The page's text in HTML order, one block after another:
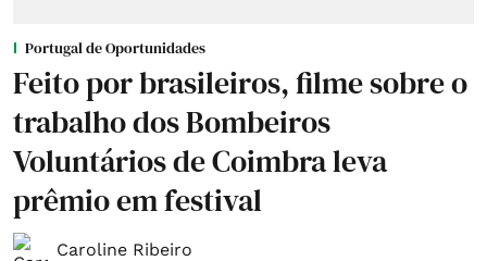
Portugal de Oportunidades
Feito por brasileiros, filme sobre o
trabalho dos Bombeiros
Voluntários de Coimbra leva
prêmio em festival
Caroline Ribeiro